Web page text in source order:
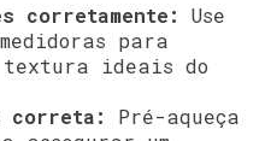
corretamente:
Use
para
ideais do
correta:
Pré-aqueça